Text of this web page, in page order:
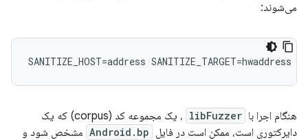
می‌شوند:
SANITIZE_HOST=address SANITIZE_TARGET=hwaddress
هنگام اجرا با libFuzzer
، یک مجموعه کد (corpus) که یک
دایرکتوری است، ممکن است در فایل Android.bp مشخص شود و